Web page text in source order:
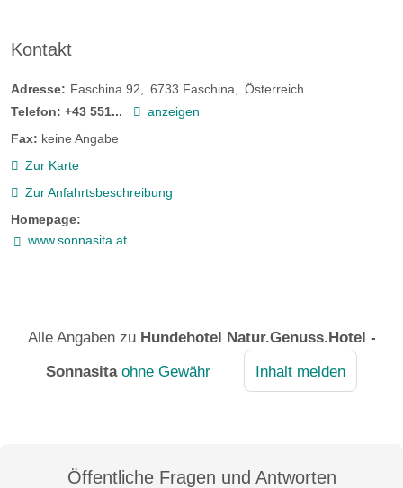
Kontakt
Adresse: Faschina 92 6733 Faschina
Österreich
Telefon: +43 551...
anzeigen
Fax: keine Angabe
Zur Karte
Zur Anfahrtsbeschreibung
Homepage:
www.sonnasita.at
Alle Angaben zu Hundehotel Natur.Genuss.Hotel -
Sonnasita ohne Gewähr Inhalt melden
Öffentliche Fragen und Antworten